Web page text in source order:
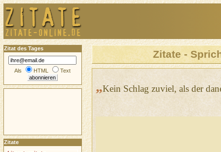
Zitate -
„Kein Schlag zuviel, als der
Zitat des Tages
Als HTML Text
Zitate